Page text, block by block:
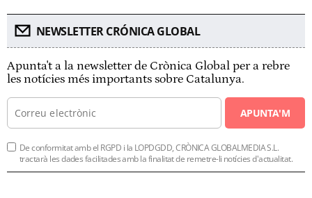
NEWSLETTER CRÓNICA GLOBAL
Apunta't a la newsletter de Crònica Global per a rebre
les notícies més importants sobre Catalunya.
APUNTA'M
De conformitat amb el RGPD i la LOPDGDD, CRÒNICA GLOBALMEDIA S.L.
tractarà les dades facilitades amb la finalitat de remetre-li notícies d'actualitat.